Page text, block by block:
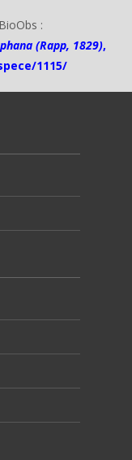
:
(Rapp, 1829),
1115/